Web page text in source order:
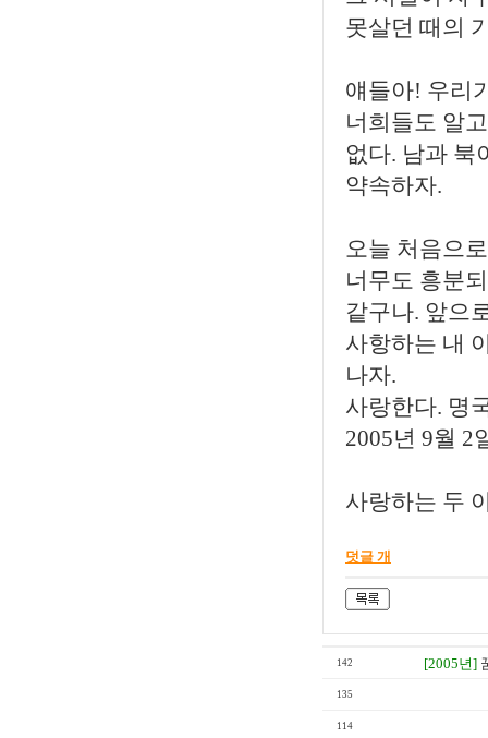
못살던 때의
얘들아! 우리
너희들도 알
없다. 남과 북
약속하자.
오늘 처음으
너무도 흥분
같구나. 앞으
사항하는 내
나자.
사랑한다. 명
2005년 9월 2
사랑하는 두
덧글 개
142 [2005년]
135
114